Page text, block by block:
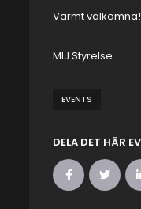
Varmt välkomna!
MIJ Styrelse
EVENTS
DELA DET HÄR